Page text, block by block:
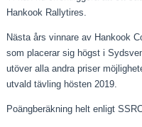
Hankook Rallytires.
Nästa års vinnare av Hankook
som placerar sig högst i
utöver alla andra priser
utvald tävling hösten 2019.
Poängberäkning helt enligt